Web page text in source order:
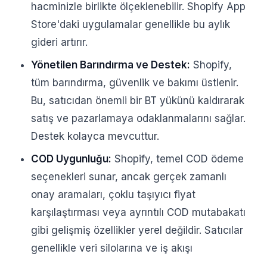
hacminizle birlikte ölçeklenebilir. Shopify App
Store'daki uygulamalar genellikle bu aylık
gideri artırır.
Yönetilen Barındırma ve Destek: Shopify,
tüm barındırma, güvenlik ve bakımı üstlenir.
Bu, satıcıdan önemli bir BT yükünü kaldırarak
satış ve pazarlamaya odaklanmalarını sağlar.
Destek kolayca mevcuttur.
COD Uygunluğu: Shopify, temel COD ödeme
seçenekleri sunar, ancak gerçek zamanlı
onay aramaları, çoklu taşıyıcı fiyat
karşılaştırması veya ayrıntılı COD mutabakatı
gibi gelişmiş özellikler yerel değildir. Satıcılar
genellikle veri silolarına ve iş akışı